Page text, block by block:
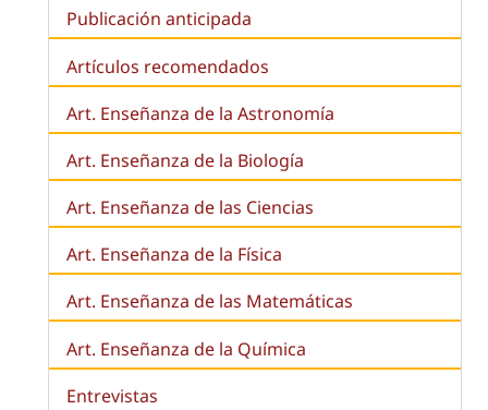
Publicación anticipada
Artículos recomendados
Art. Enseñanza de la Astronomía
Art. Enseñanza de la Biología
Art. Enseñanza de las Ciencias
Art. Enseñanza de la Física
Art. Enseñanza de las Matemáticas
Art. Enseñanza de la Química
Entrevistas